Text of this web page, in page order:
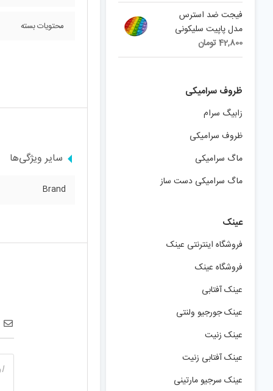
محتویات بسته
سایر ویژگی‌ها
Brand
فیجت ضد استرس
مدل پاپیت سلیکونی
42,800تومان
ظروف سرامیکی
زابیگ سرام
ظروف سرامیکی
ماگ سرامیکی
ماگ سرامیکی دست ساز
عینک
فروشگاه اینترنتی عینک
فروشگاه عینک
عینک آفتابی
عینک جورجیو ولنتی
عینک زنیت
عینک آفتابی زنیت
عینک سرجیو مارتینی